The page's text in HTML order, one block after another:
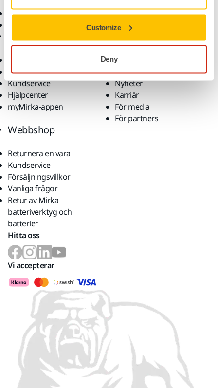
Customize
Deny
Superabrasives
De främsta varumärkena
Garantivillkor
Kundservice
Hjälpcenter
myMirka-appen
Om oss
Kontakta oss
Nyheter
Karriär
För media
För partners
Webbshop
Returnera en vara
Kundservice
Försäljningsvillkor
Vanliga frågor
Retur av Mirka
batteriverktyg och
batterier
Hitta oss
Vi accepterar